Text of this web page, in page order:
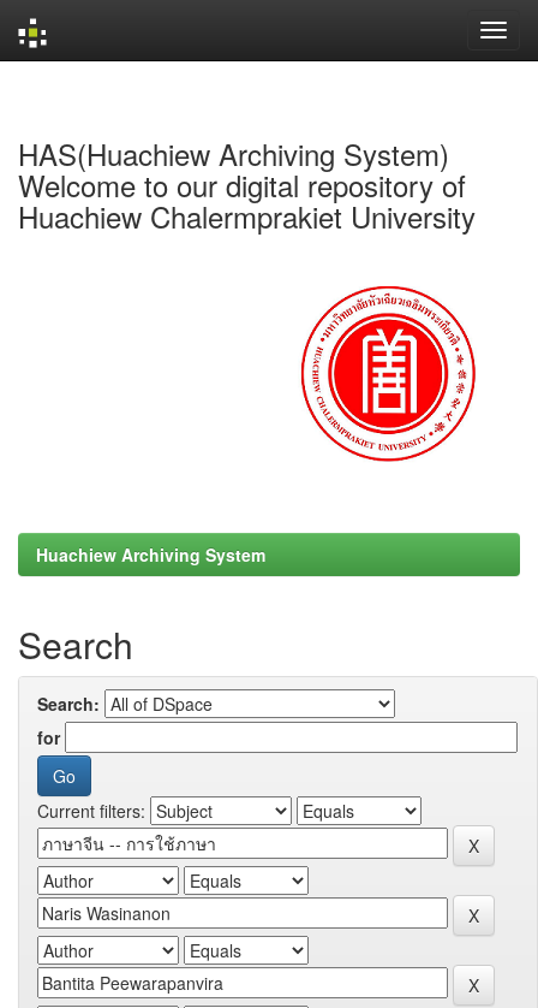
HAS(Huachiew Archiving System)
Welcome to our digital repository of
Huachiew Chalermprakiet University
Huachiew Archiving System
Search
Search:
for
Current filters: